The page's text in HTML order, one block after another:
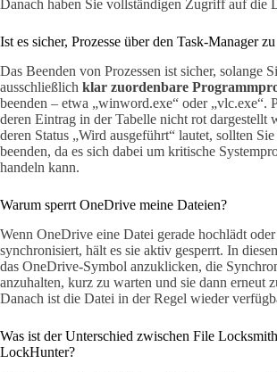
Danach haben Sie vollständigen Zugriff auf die
Ist es sicher, Prozesse über den Task-Manager
Das Beenden von Prozessen ist sicher, solange
ausschließlich klar zuordenbare
beenden – etwa „winword.exe“ oder „vlc.exe“.
deren Eintrag in der Tabelle nicht rot dargestellt
deren Status „Wird ausgeführt“ lautet, sollten
beenden, da es sich dabei um kritische
handeln kann.
Warum sperrt OneDrive meine Dateien?
Wenn OneDrive eine Datei gerade hochlädt oder
synchronisiert, hält es sie aktiv gesperrt. In
das OneDrive-Symbol anzuklicken, die
anzuhalten, kurz zu warten und sie dann erneut
Danach ist die Datei in der Regel wieder
Was ist der Unterschied zwischen File
LockHunter?